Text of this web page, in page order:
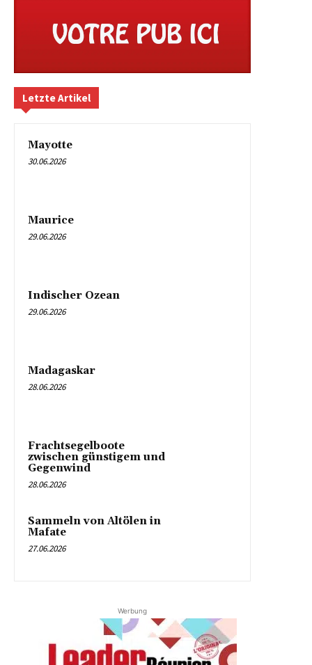
Letzte Artikel
Mayotte
30.06.2026
Maurice
29.06.2026
Indischer Ozean
29.06.2026
Madagaskar
28.06.2026
Frachtsegelboote
zwischen günstigem und
Gegenwind
28.06.2026
Sammeln von Altölen in
Mafate
27.06.2026
Werbung